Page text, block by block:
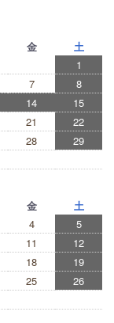
金
土
1
7
8
14
15
21
22
28
29
金
土
4
5
11
12
18
19
25
26